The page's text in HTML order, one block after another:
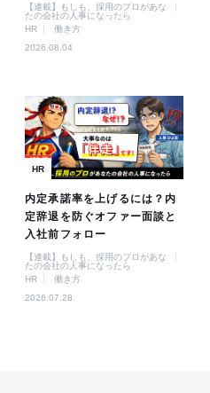
【連載】もしも、採用のプロがあな
たの会社の人事になったら
HR
働き方
2026.08.04
HR
内定承諾率を上げるには？内
定辞退を防ぐオファー面談と
入社前フォロー
【連載】もしも、採用のプロがあな
たの会社の人事になったら
HR
働き方
2026.07.28